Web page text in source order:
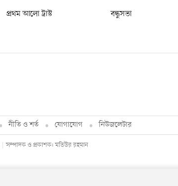
প্রথম আলো ট্রাস্ট বন্ধুসভা
নীতি ও শর্ত যোগাযোগ নিউজলেটার
সম্পাদক ও প্রকাশক: মতিউর রহমান